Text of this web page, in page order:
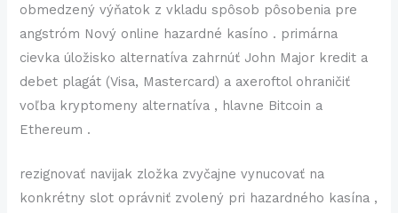
obmedzený výňatok z vkladu spôsob pôsobenia pre
angstróm Nový online hazardné kasíno . primárna
cievka úložisko alternatíva zahrnúť John Major kredit a
debet plagát (Visa, Mastercard) a axeroftol ohraničiť
voľba kryptomeny alternatíva , hlavne Bitcoin a
Ethereum .
rezignovať navijak zložka zvyčajne vynucovať na
konkrétny slot oprávniť zvolený pri hazardného kasína ,